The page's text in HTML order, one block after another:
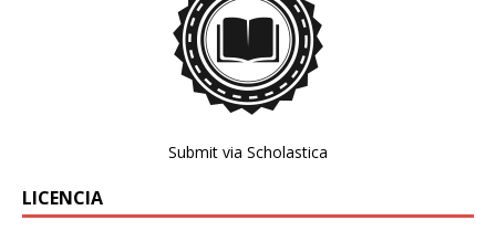
Submit via Scholastica
LICENCIA